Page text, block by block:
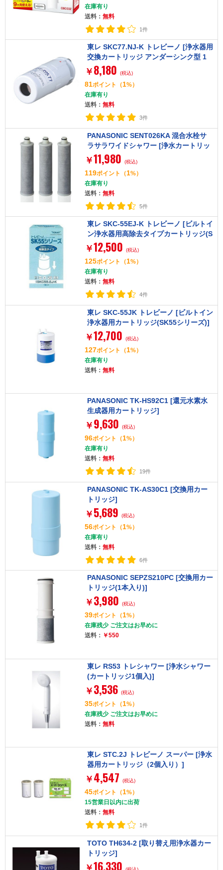
在庫有り
送料： 無料
1件
東レ SKC77.NJ-K トレビーノ [浄水器用
交換カートリッジ アンダーシンク型 1
個入]
￥ 8,180 (税込)
81ポイント （1%）
在庫有り
送料： 無料
3件
PANASONIC SENT026KA 混合水栓サ
ラサラワイドシャワー [浄水カートリッ
ジ(3本入り)]
￥11,980 (税込)
119ポイント （1%）
在庫有り
送料： 無料
5件
東レ SKC-55EJ-K トレビーノ [ビルトイ
ン浄水器用高除去タイプカートリッジ(S
K55シリーズ用)]
￥12,500 (税込)
125ポイント （1%）
在庫有り
送料： 無料
4件
東レ SKC-55JK トレビーノ [ビルトイン
浄水器用カートリッジ(SK55シリーズ)]
￥12,700 (税込)
127ポイント （1%）
在庫有り
送料： 無料
PANASONIC TK-HS92C1 [還元水素水
生成器用カートリッジ]
￥ 9,630 (税込)
96ポイント （1%）
在庫有り
送料： 無料
19件
PANASONIC TK-AS30C1 [交換用カー
トリッジ]
￥ 5,689 (税込)
56ポイント （1%）
在庫有り
送料： 無料
6件
PANASONIC SEPZS210PC [交換用カー
トリッジ(1本入り)]
￥ 3,980 (税込)
39ポイント （1%）
在庫残少 ご注文はお早めに
送料： ￥550
東レ RS53 トレシャワー [浄水シャワー
(カートリッジ1個入)]
￥ 3,536 (税込)
35ポイント （1%）
在庫残少 ご注文はお早めに
送料： 無料
東レ STC.2J トレビーノ スーパー [浄水
器用カートリッジ（2個入り）]
￥ 4,547 (税込)
45ポイント （1%）
15営業日以内に出荷
送料： 無料
1件
TOTO TH634-2 [取り替え用浄水器カー
トリッジ]
￥16,330